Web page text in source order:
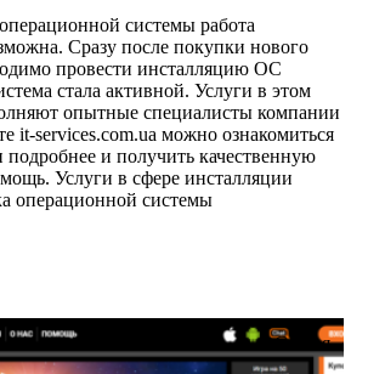
системы работа
Сразу после покупки нового
провести инсталляцию ОС
стала активной. Услуги в этом
опытные специалисты компании
it-services.com.ua можно ознакомиться
подробнее и получить качественную
Услуги в сфере инсталляции
операционной системы
Статья